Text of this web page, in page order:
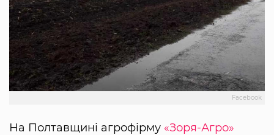
Facebook
На Полтавщині агрофірму «Зоря-Агро»